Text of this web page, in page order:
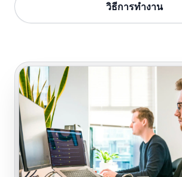
วิธีการทำงาน